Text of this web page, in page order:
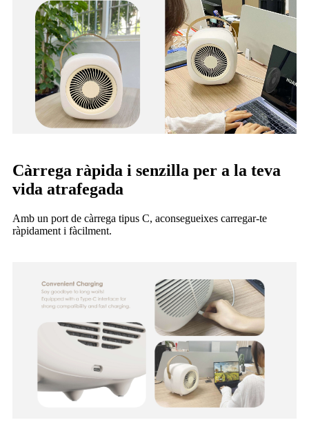
Càrrega ràpida i senzilla per a la teva
vida atrafegada
Amb un port de càrrega tipus C, aconsegueixes carregar-te
ràpidament i fàcilment.